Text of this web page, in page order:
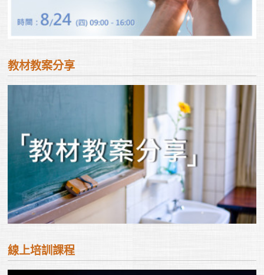
教材教案分享
線上培訓課程